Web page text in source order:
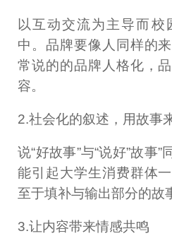
以互动交流为主导而校
中。品牌要像人同样的
常说的的品牌人格化，
容。
2.社会化的叙述，用故事
说“好故事”与“说好”故事
能引起大学生消费群体
至于填补与输出部分的故
3.让内容带来情感共鸣